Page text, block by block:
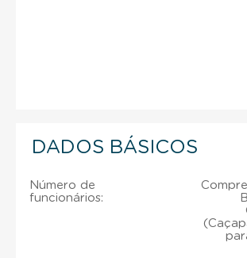
DADOS BÁSICOS
Número de
funcionários: